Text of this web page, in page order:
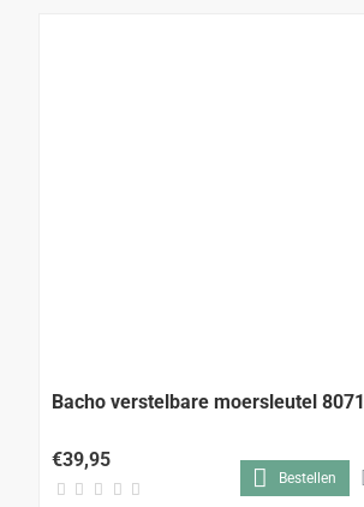
Bacho verstelbare moersleutel 8071
€39,95
Bestellen